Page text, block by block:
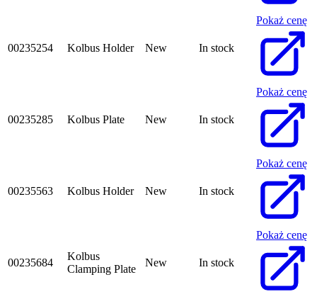
00235254 Kolbus Holder New In stock
Pokaż cenę
00235285 Kolbus Plate New In stock
Pokaż cenę
00235563 Kolbus Holder New In stock
Pokaż cenę
00235684
Kolbus
Clamping Plate
New In stock
Pokaż cenę